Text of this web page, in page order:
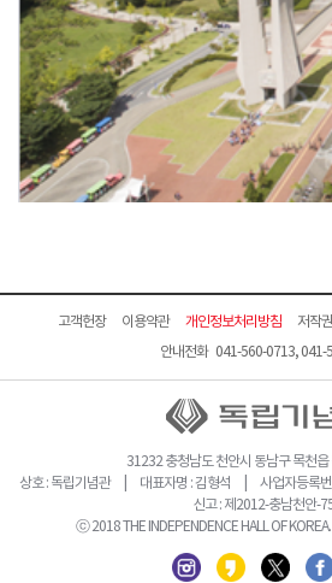
고객헌장 이용약관 개인정보처리방침 저작
안내전화 041-560-0713, 041-
31232 충청남도 천안시 동남구 목천
상호 : 독립기념관 | 대표자명 : 김형석 | 사업자등록
신고 : 제2012-충남천안-
ⓒ 2018 THE INDEPENDENCE HALL OF KOREA.